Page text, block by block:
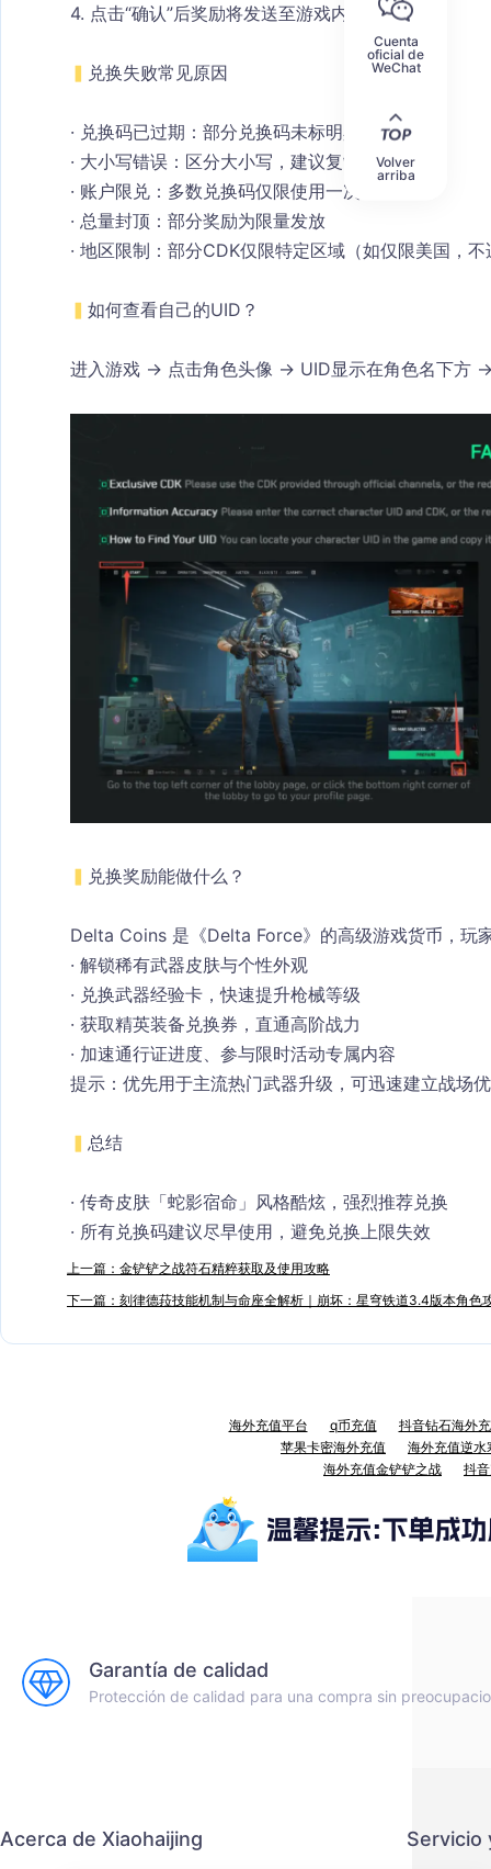
4. 点击“确认”后奖励将发送至游戏内邮箱
▍ 兑换失败常见原因
· 兑换码已过期 ：部分兑换码未标明具体时限
· 大小写错误 ：区分大小写，建议复制粘贴
· 账户限兑 ：多数兑换码仅限使用一次
· 总量封顶 ：部分奖励为限量发放
· 地区限制 ：部分CDK仅限特定区域（如仅限美国，
▍ 如何查看自己的UID？
进入游戏 → 点击角色头像 → UID显示在角色名下方
▍ 兑换奖励能做什么？
Delta Coins 是《Delta Force》的高级游戏货币，玩
· 解锁稀有武器皮肤与个性外观
· 兑换武器经验卡，快速提升枪械等级
· 获取精英装备兑换券， 直通高阶战力
· 加速通行证进度、参与限时活动专属内容
提示：优先用于主流热门武器升级，可迅速建立战场
▍ 总结
· 传奇皮肤「蛇影宿命」风格酷炫，强烈推荐兑换
· 所有兑换码建议尽早使用 ，避免兑换上限失效
上一篇：金铲铲之战符石精粹获取及使用攻略​
下一篇：刻律德菈技能机制与命座全解析｜崩坏：星穹铁道3.4版本角色
海外充值平台 q币充值
抖音钻石海外
苹果卡密海外充值
海外充值逆水
海外充值金铲铲之战
抖
Garantía de calidad
Protección de calidad para una compra sin
Acerca de Xiaohaijing Servicio
Cuenta
oficial de
WeChat
Volver
arriba